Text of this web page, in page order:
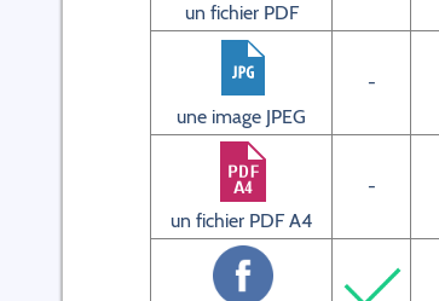
un fichier PDF
une image JPEG
-
un fichier PDF A4
-